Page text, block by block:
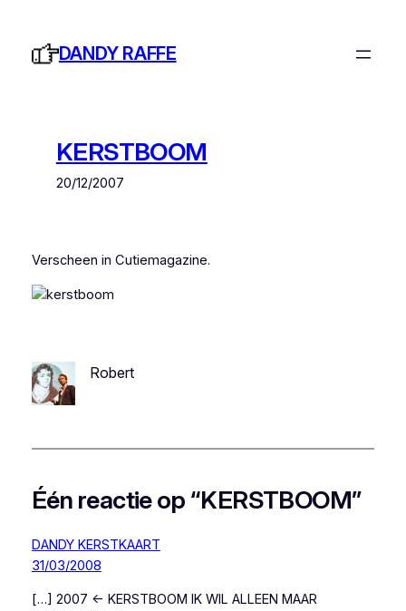
DANDY RAFFE
KERSTBOOM
20/12/2007
Verscheen in Cutiemagazine.
Robert
Één reactie op “KERSTBOOM”
DANDY KERSTKAART
31/03/2008
[…] 2007 ← KERSTBOOM IK WIL ALLEEN MAAR